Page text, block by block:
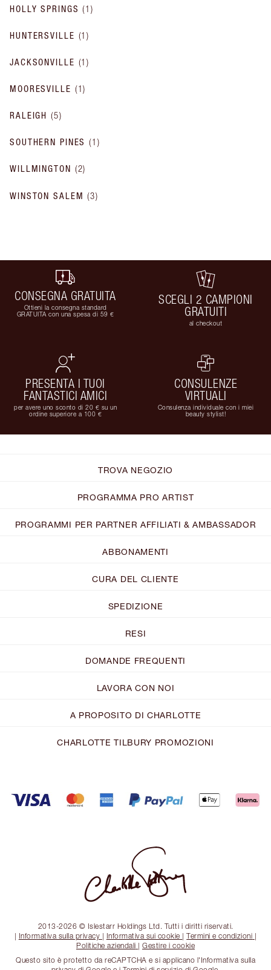
HOLLY SPRINGS (1)
HUNTERSVILLE (1)
JACKSONVILLE (1)
MOORESVILLE (1)
RALEIGH (5)
SOUTHERN PINES (1)
WILLMINGTON (2)
WINSTON SALEM (3)
CONSEGNA GRATUITA
Ottieni la consegna standard
GRATUITA con una spesa di 59 €
SCEGLI 2 CAMPIONI
GRATUITI
al checkout
PRESENTA I TUOI
FANTASTICI AMICI
per avere uno sconto di 20 € su un
ordine superiore a 100 €
CONSULENZE
VIRTUALI
Consulenza individuale con i miei
beauty stylist!
TROVA NEGOZIO
PROGRAMMA PRO ARTIST
PROGRAMMI PER PARTNER AFFILIATI & AMBASSADOR
ABBONAMENTI
CURA DEL CLIENTE
SPEDIZIONE
RESI
DOMANDE FREQUENTI
LAVORA CON NOI
A PROPOSITO DI CHARLOTTE
CHARLOTTE TILBURY PROMOZIONI
2013-2026 © Islestarr Holdings Ltd. Tutti i diritti riservati.
| Informativa sulla privacy | Informativa sui cookie |Termini e condizioni |
Politiche aziendali | Gestire i cookie
Questo sito è protetto da reCAPTCHA e si applicano l'Informativa sulla